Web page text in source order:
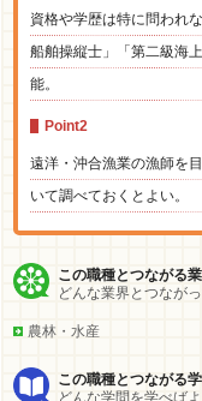
資格や学歴は特に問われ
船舶操縦士」「第二級海
能。
Point2
遠洋・沖合漁業の漁師を
いて調べておくとよい。
この職種とつながる
どんな業界とつなが
農林・水産
この職種とつながる
どんな学問を学べば